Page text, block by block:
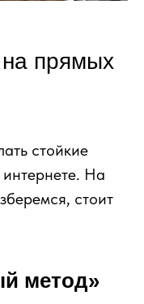
прямых
стойкие
На
стоит
метод»